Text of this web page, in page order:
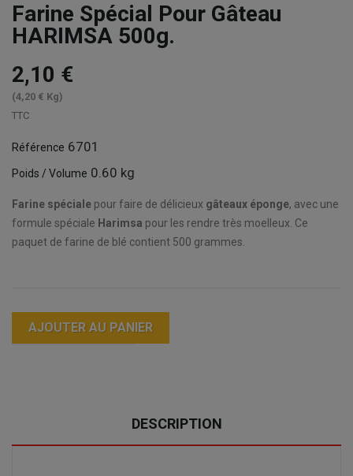
Farine Spécial Pour Gâteau
HARIMSA 500g.
2,10 €
(4,20 € Kg)
TTC
Référence 6701
Poids / Volume 0.60 kg
Farine spéciale pour faire de délicieux gâteaux éponge, avec une
formule spéciale Harimsa pour les rendre très moelleux. Ce
paquet de farine de blé contient 500 grammes.
AJOUTER AU PANIER
DESCRIPTION